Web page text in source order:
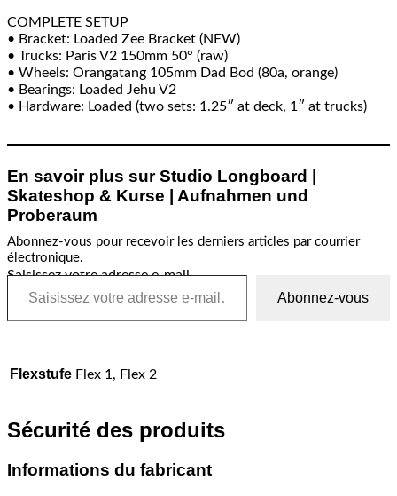
COMPLETE SETUP
• Bracket: Loaded Zee Bracket (NEW)
• Trucks: Paris V2 150mm 50° (raw)
• Wheels: Orangatang 105mm Dad Bod (80a, orange)
• Bearings: Loaded Jehu V2
• Hardware: Loaded (two sets: 1.25″ at deck, 1″ at trucks)
En savoir plus sur Studio Longboard |
Skateshop & Kurse | Aufnahmen und
Proberaum
Abonnez-vous pour recevoir les derniers articles par courrier
électronique.
Saisissez votre adresse e-mail…
Abonnez-vous
Flexstufe Flex 1, Flex 2
Sécurité des produits
Informations du fabricant